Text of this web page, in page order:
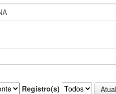
Registro(s)